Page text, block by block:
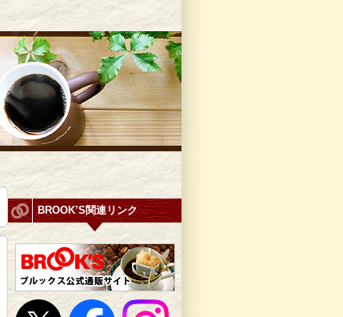
BROOK’S関連リンク